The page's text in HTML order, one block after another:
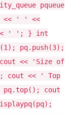
pqueue
<< ' ' <<
<< ' '; } int
pq.push(3);
<< 'Size of
cout << ' Top
pq.top(); cout